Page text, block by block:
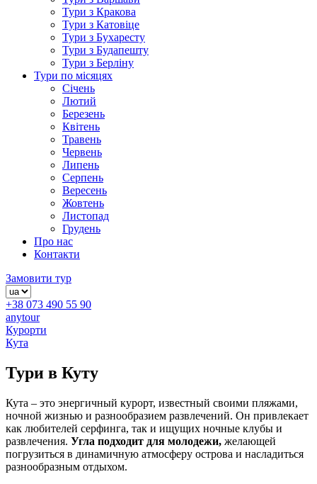
Тури з Кракова
Тури з Катовіце
Тури з Бухаресту
Тури з Будапешту
Тури з Берліну
Тури по місяцях
Січень
Лютий
Березень
Квітень
Травень
Червень
Липень
Серпень
Вересень
Жовтень
Листопад
Грудень
Про нас
Контакти
Замовити тур
+38 073 490 55 90
anytour
Курорти
Кута
Тури в Куту
Кута – это энергичный курорт, известный своими пляжами,
ночной жизнью и разнообразием развлечений. Он привлекает
как любителей серфинга, так и ищущих ночные клубы и
развлечения. Угла подходит для молодежи, желающей
погрузиться в динамичную атмосферу острова и насладиться
разнообразным отдыхом.